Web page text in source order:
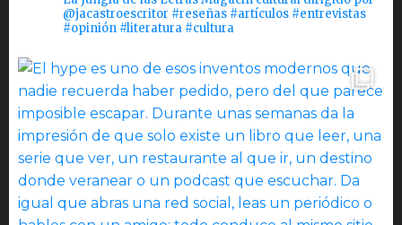
@jacastroescritor #reseñas #artículos #entrevistas
#opinión #literatura #cultura